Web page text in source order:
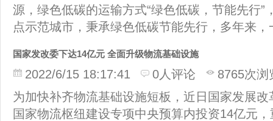
源，绿色低碳的运输方式“绿色低碳，节能先行”
点示范城市，秉承绿色低碳节能先行，多年来
国家发改委下达14亿元 全面升级物流基础设施
2022/6/15 18:17:41 0人评论
8765次浏
为加快补齐物流基础设施短板，近日国家发展
国家物流枢纽建设专项中央预算内投资14亿元